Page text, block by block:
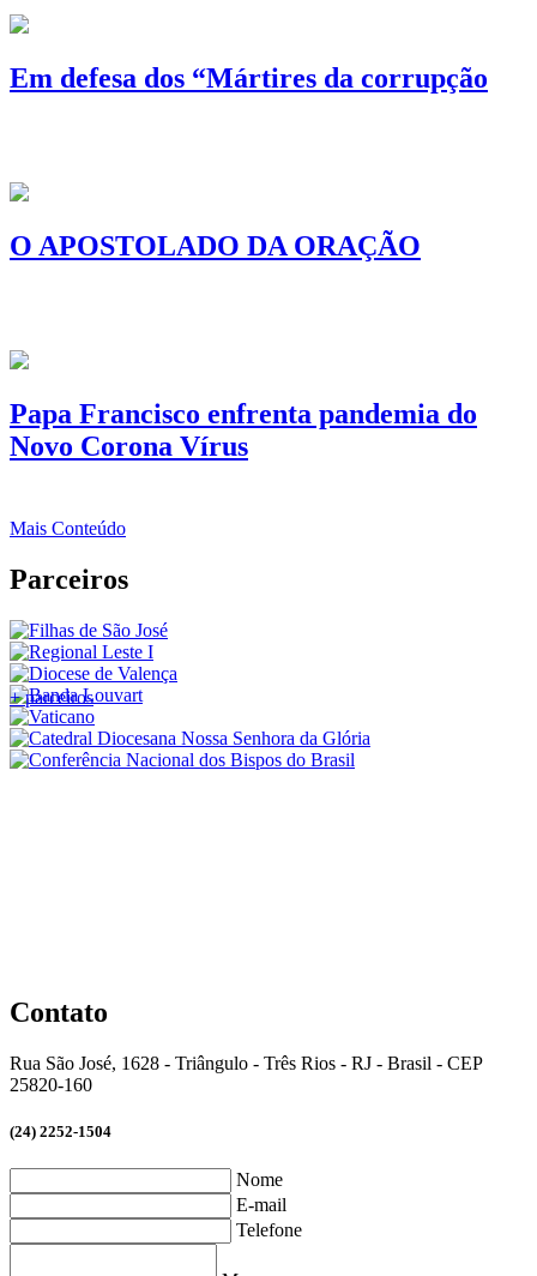
Em defesa dos “Mártires da corrupção
O APOSTOLADO DA ORAÇÃO
Papa Francisco enfrenta pandemia do
Novo Corona Vírus
Mais Conteúdo
Parceiros
+ parceiros
Contato
Rua São José, 1628 - Triângulo - Três Rios - RJ - Brasil - CEP
25820-160
(24) 2252-1504
Nome
E-mail
Telefone